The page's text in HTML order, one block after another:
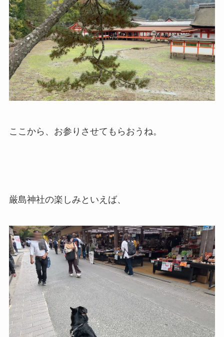
ここから、お参りさせてもらおうね。
厳島神社の楽しみといえば、